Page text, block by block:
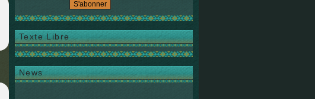
Texte Libre
News